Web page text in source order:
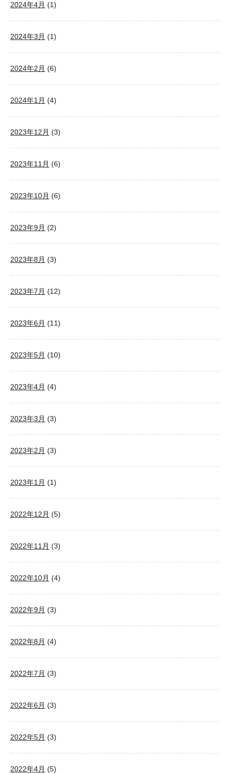
2024年4月 (1)
2024年3月 (1)
2024年2月 (6)
2024年1月 (4)
2023年12月 (3)
2023年11月 (6)
2023年10月 (6)
2023年9月 (2)
2023年8月 (3)
2023年7月 (12)
2023年6月 (11)
2023年5月 (10)
2023年4月 (4)
2023年3月 (3)
2023年2月 (3)
2023年1月 (1)
2022年12月 (5)
2022年11月 (3)
2022年10月 (4)
2022年9月 (3)
2022年8月 (4)
2022年7月 (3)
2022年6月 (3)
2022年5月 (3)
2022年4月 (5)